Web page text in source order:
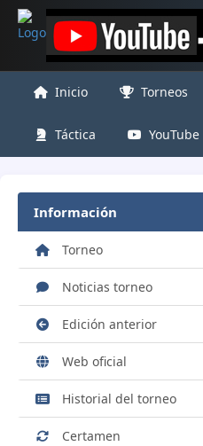
Inicio Torneos
Táctica YouTube
Información
Torneo
Noticias torneo
Edición anterior
Web oficial
Historial del torneo
Certamen